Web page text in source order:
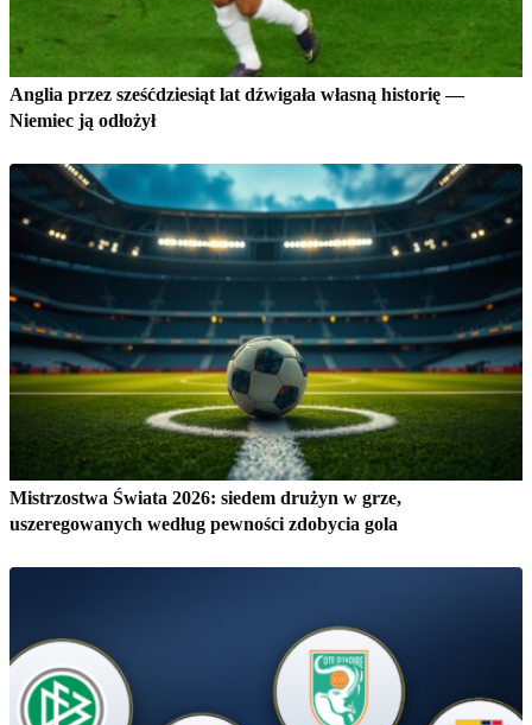
Anglia przez sześćdziesiąt lat dźwigała własną historię —
Niemiec ją odłożył
Mistrzostwa Świata 2026: siedem drużyn w grze,
uszeregowanych według pewności zdobycia gola